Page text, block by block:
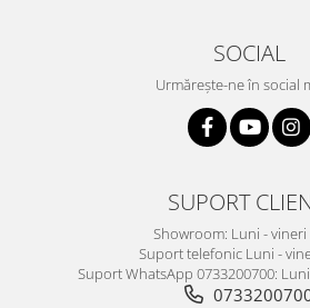
SOCIAL
Urmărește-ne în social
SUPORT
Showroom: Luni - vineri
Suport telefonic Luni -
Suport WhatsApp 0733200700: